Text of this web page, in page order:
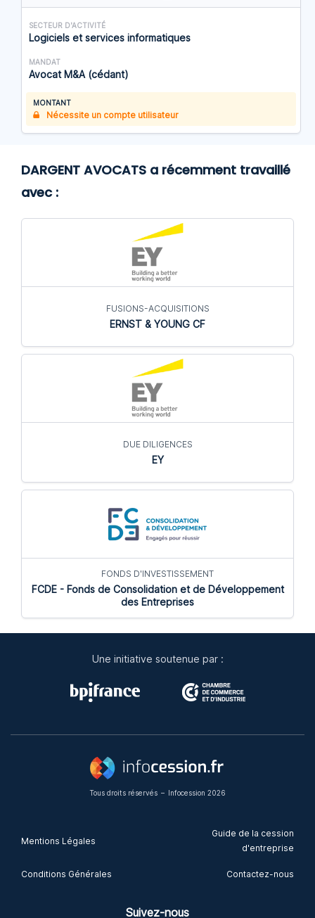
SECTEUR D'ACTIVITÉ
Logiciels et services informatiques
MANDAT
Avocat M&A (cédant)
MONTANT
Nécessite un compte utilisateur
DARGENT AVOCATS a récemment travaillé
avec :
FUSIONS-ACQUISITIONS
ERNST & YOUNG CF
DUE DILIGENCES
EY
FONDS D'INVESTISSEMENT
FCDE - Fonds de Consolidation et de Développement
des Entreprises
Une initiative soutenue par :
Mentions Légales
Conditions Générales
Guide de la cession
d'entreprise
Contactez-nous
Tous droits réservés – Infocession 2026
Suivez-nous